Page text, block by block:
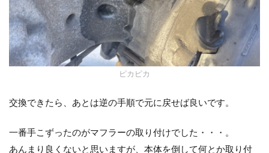
ピカピカ
交換できたら、あとは逆の手順で元に戻せば良いです。
一番手こずったのがマフラーの取り付けでした・・・。
あんまり良くないと思いますが、本体を倒して何とか取り付